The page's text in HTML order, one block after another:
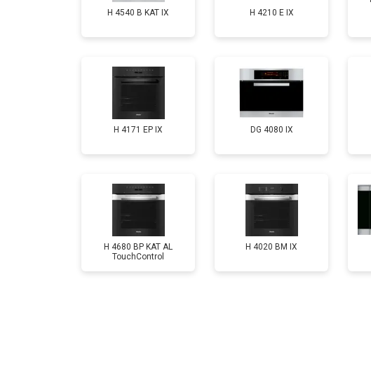
H 4540 B KAT IX H 4210 E IX
H 4171 EP IX DG 4080 IX
H 4680 BP KAT AL
TouchControl
H 4020 BM IX